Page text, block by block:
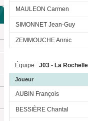
MAULEON Carmen
SIMONNET Jean-Guy
ZEMMOUCHE Annic
Équipe : J03 - La
Joueur
AUBIN François
BESSIÈRE Chantal